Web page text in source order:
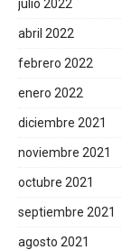
julio 2022
abril 2022
febrero 2022
enero 2022
diciembre 2021
noviembre 2021
octubre 2021
septiembre 2021
agosto 2021